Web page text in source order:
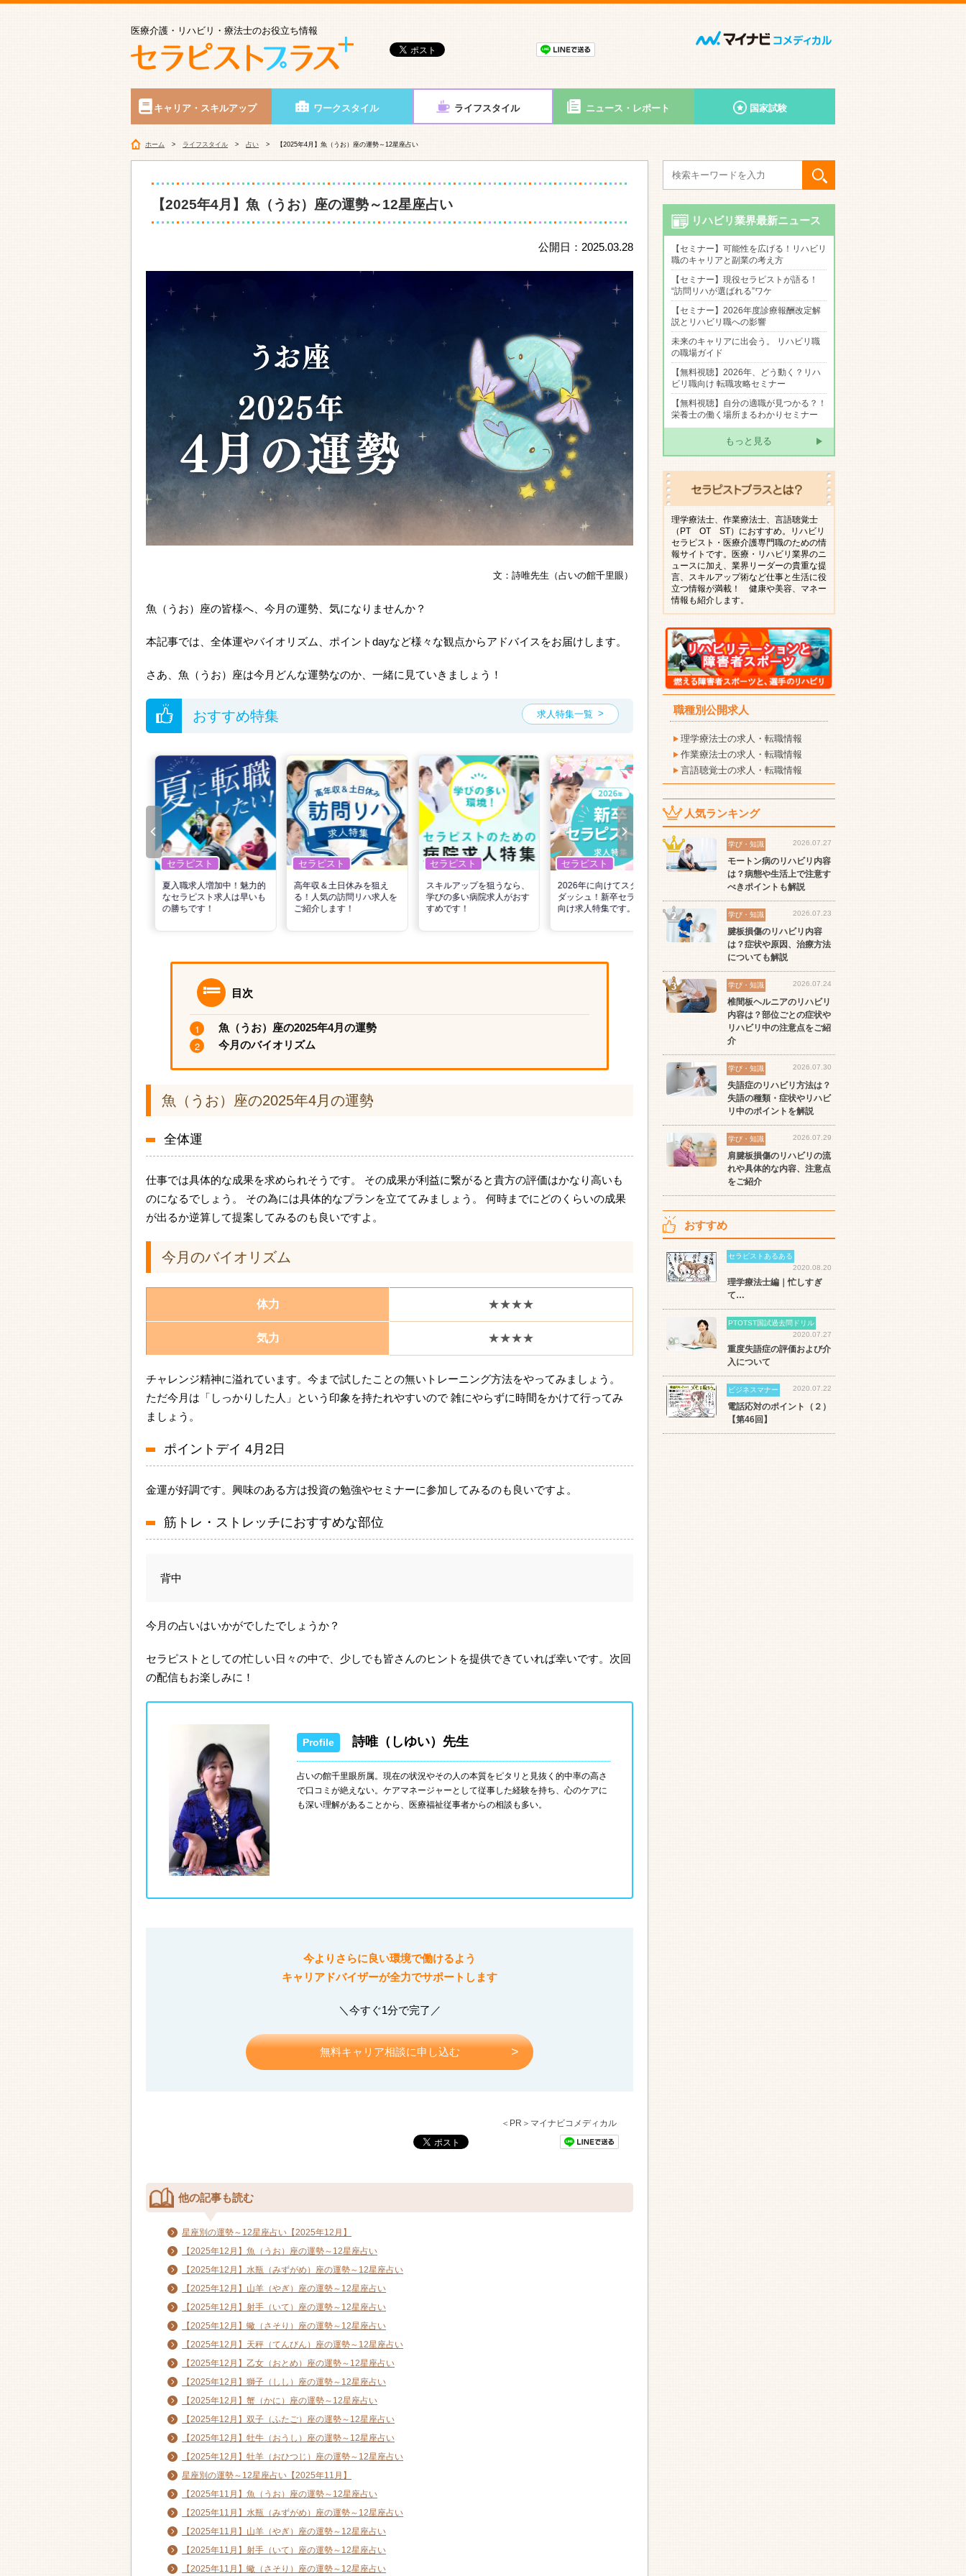
医療介護・リハビリ・療法士のお役立ち情報
キャリア・スキルアップ ワークスタイル ライフスタイル ニュース・レポート 国家試験
ホーム ライフスタイル 占い 【2025年4月】魚（うお）座の運勢～12星座占い
【2025年4月】魚（うお）座の運勢～12星座占い
公開日：2025.03.28
文：詩唯先生（占いの館千里眼）
魚（うお）座の皆様へ、今月の運勢、気になりませんか？
本記事では、全体運やバイオリズム、ポイントdayなど様々な観点からアドバイスをお届けします。
さあ、魚（うお）座は今月どんな運勢なのか、一緒に見ていきましょう！
おすすめ特集 求人特集一覧
セラピスト
夏入職求人増加中！魅力的
なセラピスト求人は早いも
の勝ちです！
セラピスト
高年収＆土日休みを狙え
る！人気の訪問リハ求人を
ご紹介します！
セラピスト
スキルアップを狙うなら、
学びの多い病院求人がおす
すめです！
セラピスト
2026年に向けてスタート
ダッシュ！新卒セラピスト
向け求人特集です。
セラピスト
世の中の需要の高まりとと
設」求人をご紹介！
セラピスト
目次
魚（うお）座の2025年4月の運勢
今月のバイオリズム
魚（うお）座の2025年4月の運勢
全体運
仕事では具体的な成果を求められそうです。 その成果が利益に繋がると貴方の評価はかなり高いも
のになるでしょう。 その為には具体的なプランを立ててみましょう。 何時までにどのくらいの成果
が出るか逆算して提案してみるのも良いですよ。
今月のバイオリズム
体力 ★★★★
気力 ★★★★
チャレンジ精神に溢れています。今まで試したことの無いトレーニング方法をやってみましょう。
ただ今月は「しっかりした人」という印象を持たれやすいので 雑にやらずに時間をかけて行ってみ
ましょう。
ポイントデイ 4月2日
金運が好調です。興味のある方は投資の勉強やセミナーに参加してみるのも良いですよ。
筋トレ・ストレッチにおすすめな部位
背中
今月の占いはいかがでしたでしょうか？
セラピストとしての忙しい日々の中で、少しでも皆さんのヒントを提供できていれば幸いです。次回
の配信もお楽しみに！
詩唯（しゆい）先生
占いの館千里眼所属。現在の状況やその人の本質をピタリと見抜く的中率の高さ
で口コミが絶えない。ケアマネージャーとして従事した経験を持ち、心のケアに
も深い理解があることから、医療福祉従事者からの相談も多い。
今よりさらに良い環境で働けるよう
キャリアドバイザーが全力でサポートします
＼今すぐ1分で完了／
無料キャリア相談に申し込む
＜PR＞マイナビコメディカル
他の記事も読む
星座別の運勢～12星座占い【2025年12月】
【2025年12月】魚（うお）座の運勢～12星座占い
【2025年12月】水瓶（みずがめ）座の運勢～12星座占い
【2025年12月】山羊（やぎ）座の運勢～12星座占い
【2025年12月】射手（いて）座の運勢～12星座占い
【2025年12月】蠍（さそり）座の運勢～12星座占い
【2025年12月】天秤（てんびん）座の運勢～12星座占い
【2025年12月】乙女（おとめ）座の運勢～12星座占い
【2025年12月】獅子（しし）座の運勢～12星座占い
【2025年12月】蟹（かに）座の運勢～12星座占い
【2025年12月】双子（ふたご）座の運勢～12星座占い
【2025年12月】牡牛（おうし）座の運勢～12星座占い
【2025年12月】牡羊（おひつじ）座の運勢～12星座占い
星座別の運勢～12星座占い【2025年11月】
【2025年11月】魚（うお）座の運勢～12星座占い
【2025年11月】水瓶（みずがめ）座の運勢～12星座占い
【2025年11月】山羊（やぎ）座の運勢～12星座占い
【2025年11月】射手（いて）座の運勢～12星座占い
【2025年11月】蠍（さそり）座の運勢～12星座占い
リハビリ業界最新ニュース
【セミナー】可能性を広げる！リハビリ
職のキャリアと副業の考え方
【セミナー】現役セラピストが語る！
“訪問リハが選ばれる”ワケ
【セミナー】2026年度診療報酬改定解
説とリハビリ職への影響
未来のキャリアに出会う。 リハビリ職
の職場ガイド
【無料視聴】2026年、どう動く？リハ
ビリ職向け 転職攻略セミナー
【無料視聴】自分の適職が見つかる？！
栄養士の働く場所まるわかりセミナー
もっと見る
理学療法士、作業療法士、言語聴覚士
（PT OT ST）におすすめ。リハビリ
セラピスト・医療介護専門職のための情
報サイトです。医療・リハビリ業界のニ
ュースに加え、業界リーダーの貴重な提
言、スキルアップ術など仕事と生活に役
立つ情報が満載！ 健康や美容、マネー
情報も紹介します。
職種別公開求人
理学療法士の求人・転職情報
作業療法士の求人・転職情報
言語聴覚士の求人・転職情報
人気ランキング
学び・知識 2026.07.27
モートン病のリハビリ内容
は？病態や生活上で注意す
べきポイントも解説
学び・知識 2026.07.23
腱板損傷のリハビリ内容
は？症状や原因、治療方法
についても解説
学び・知識 2026.07.24
椎間板ヘルニアのリハビリ
内容は？部位ごとの症状や
リハビリ中の注意点をご紹
介
学び・知識 2026.07.30
失語症のリハビリ方法は？
失語の種類・症状やリハビ
リ中のポイントを解説
学び・知識 2026.07.29
肩腱板損傷のリハビリの流
れや具体的な内容、注意点
をご紹介
おすすめ
セラピストあるある
2020.08.20
理学療法士編｜忙しすぎ
て…
PTOTST国試過去問ドリル
2020.07.27
重度失語症の評価および介
入について
ビジネスマナー 2020.07.22
電話応対のポイント（２）
【第46回】